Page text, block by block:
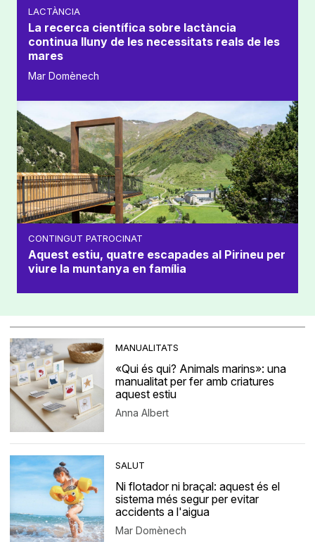
LACTÀNCIA
La recerca científica sobre lactància
continua lluny de les necessitats reals de les
mares
Mar Domènech
CONTINGUT PATROCINAT
Aquest estiu, quatre escapades al Pirineu per
viure la muntanya en família
MANUALITATS
«Qui és qui? Animals marins»: una
manualitat per fer amb criatures
aquest estiu
Anna Albert
SALUT
Ni flotador ni braçal: aquest és el
sistema més segur per evitar
accidents a l'aigua
Mar Domènech